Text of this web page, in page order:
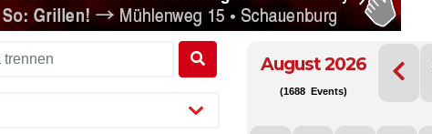
August 2026
(1688 Events)